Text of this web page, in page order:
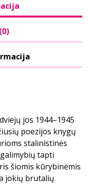
(0)
jos 1944–1945
poezijos knygų
stalinistinės
tapti
šiomis kūrybinėmis
jokių brutalių